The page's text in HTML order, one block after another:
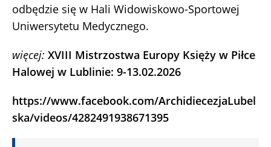
odbędzie się w Hali Widowiskowo-Sportowej
Uniwersytetu Medycznego.
więcej: XVIII Mistrzostwa Europy Księży w Piłce
Halowej w Lublinie: 9-13.02.2026
https://www.facebook.com/ArchidiecezjaLubel
ska/videos/4282491938671395